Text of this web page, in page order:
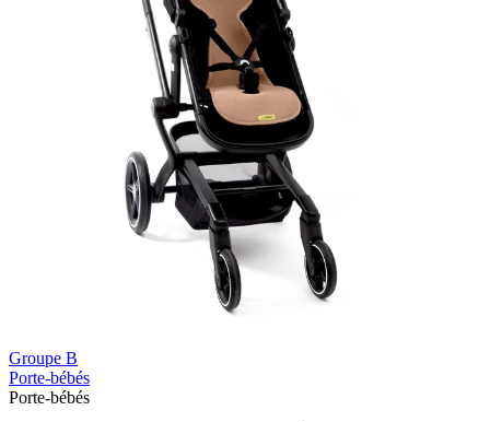
Groupe B
Porte-bébés
Porte-bébés